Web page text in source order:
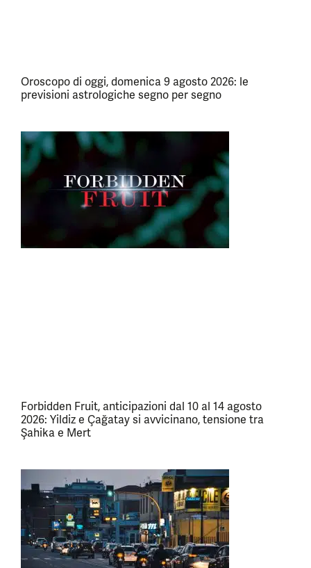
Oroscopo di oggi, domenica 9 agosto 2026: le
previsioni astrologiche segno per segno
Forbidden Fruit, anticipazioni dal 10 al 14 agosto
2026: Yildiz e Çağatay si avvicinano, tensione tra
Şahika e Mert